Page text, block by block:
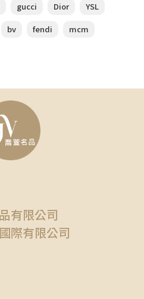
gucci Dior
YSL
bv fendi mcm
有限公司
際有限公司